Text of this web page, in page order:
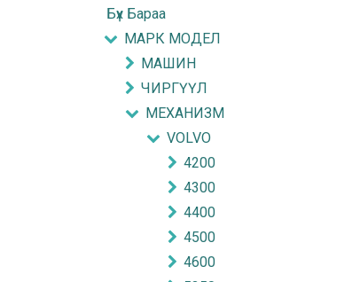
Бүх Бараа
МАРК МОДЕЛ
МАШИН
ЧИРГҮҮЛ
МЕХАНИЗМ
VOLVO
4200
4300
4400
4500
4600